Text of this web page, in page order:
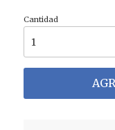
Cantidad